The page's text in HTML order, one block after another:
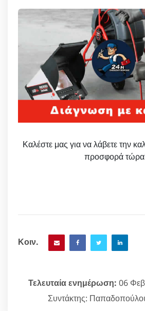
Καλέστε μας για να λάβετε την
προσφορά
Κοιν.
Τελευταία ενημέρωση: 06
Συντάκτης: